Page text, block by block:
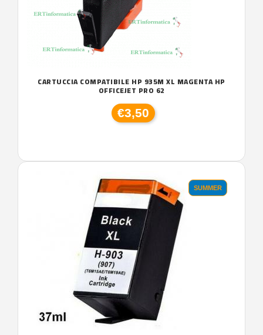
CARTUCCIA COMPATIBILE HP 935M XL MAGENTA HP
OFFICEJET PRO 62
€3,50
SUMMER